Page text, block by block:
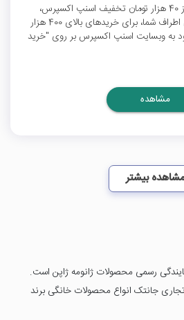
از 40 هزار تومان تخفیف اسنپ اکسپرس،
سامانه آنلاین سوپرمارکت‌های اطراف شما، برای خریدهای بالای 400 هزار
به وبسایت اسنپ اکسپرس بر روی "خرید
مشاهده
مشاهده بیشتر
رسمی محصولات ژانومه ژاپن است.
جانتک انواع محصولات خانگی برند